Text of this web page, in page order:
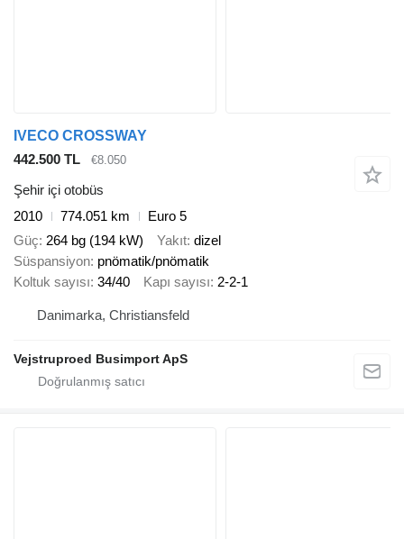
IVECO CROSSWAY
442.500 TL
€8.050
Şehir içi otobüs
2010
774.051 km
Euro 5
Güç 264 bg (194 kW) Yakıt dizel
Süspansiyon pnömatik/pnömatik
Koltuk sayısı 34/40 Kapı sayısı 2-2-1
Danimarka, Christiansfeld
Vejstruproed Busimport ApS